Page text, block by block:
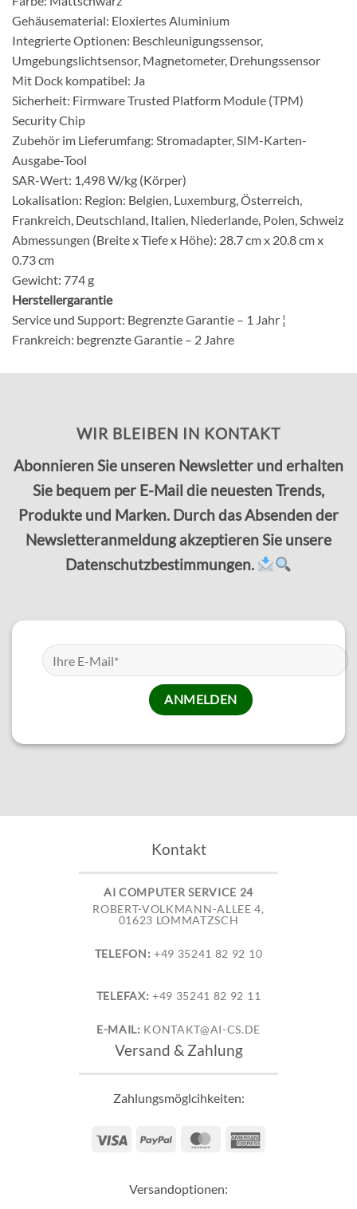
Gehäusematerial: Eloxiertes Aluminium
Integrierte Optionen: Beschleunigungssensor,
Umgebungslichtsensor, Magnetometer, Drehungssensor
Mit Dock kompatibel: Ja
Sicherheit: Firmware Trusted Platform Module (TPM)
Security Chip
Zubehör im Lieferumfang: Stromadapter, SIM-Karten-
Ausgabe-Tool
SAR-Wert: 1,498 W/kg (Körper)
Lokalisation: Region: Belgien, Luxemburg, Österreich,
Frankreich, Deutschland, Italien, Niederlande, Polen, Schweiz
Abmessungen (Breite x Tiefe x Höhe): 28.7 cm x 20.8 cm x
0.73 cm
Gewicht: 774 g
Herstellergarantie
Service und Support: Begrenzte Garantie – 1 Jahr ¦
Frankreich: begrenzte Garantie – 2 Jahre
WIR BLEIBEN IN KONTAKT
Abonnieren Sie unseren Newsletter und erhalten
Sie bequem per E-Mail die neuesten Trends,
Produkte und Marken. Durch das Absenden der
Newsletteranmeldung akzeptieren Sie unsere
Datenschutzbestimmungen.
Kontakt
AI COMPUTER SERVICE 24
ROBERT-VOLKMANN-ALLEE 4,
01623 LOMMATZSCH
TELEFON: +49 35241 82 92 10
TELEFAX: +49 35241 82 92 11
E-MAIL: KONTAKT@AI-CS.DE
Versand & Zahlung
Zahlungsmöglcihkeiten:
Visa PayPal MasterCard
Versandoptionen: